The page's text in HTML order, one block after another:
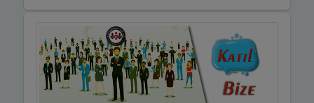
Kasaplar
Kitap ve Kırtasiyeciler
Klimacılar
Koltuk Döşeme